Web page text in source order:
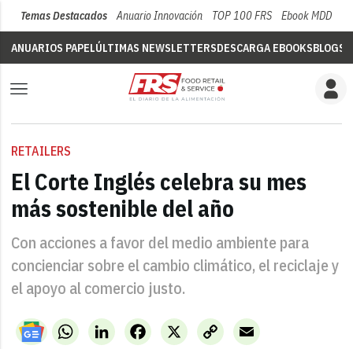
Temas Destacados Anuario Innovación TOP 100 FRS Ebook MDD
ANUARIOS PAPELÚLTIMAS NEWSLETTERSDESCARGA EBOOKSBLOGS
RETAILERS
El Corte Inglés celebra su mes
más sostenible del año
Con acciones a favor del medio ambiente para
concienciar sobre el cambio climático, el reciclaje y
el apoyo al comercio justo.
WhatsAppLinkedIn X
Facebook
Copy
Link
Email